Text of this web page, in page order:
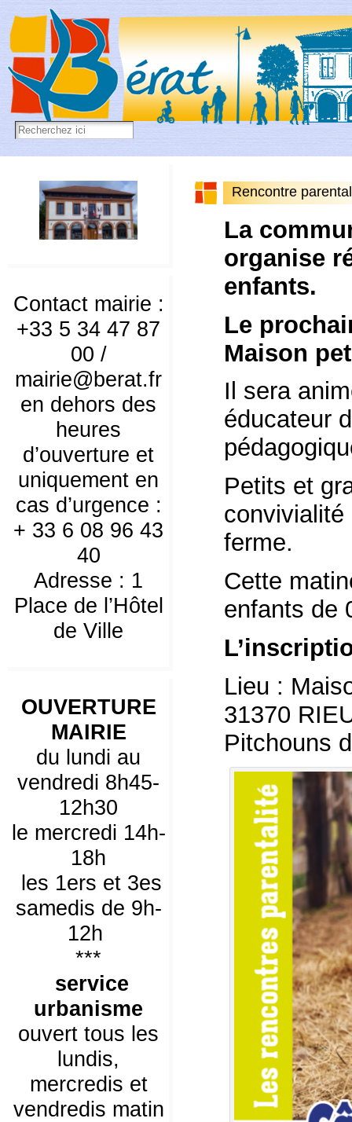
Contact mairie :
+33 5 34 47 87
00 /
mairie@berat.fr
en dehors des
heures
d’ouverture et
uniquement en
cas d’urgence :
+ 33 6 08 96 43
40
Adresse : 1
Place de l’Hôtel
de Ville
OUVERTURE
MAIRIE
du lundi au
vendredi 8h45-
12h30
le mercredi 14h-
18h
les 1ers et 3es
samedis de 9h-
12h
***
service
urbanisme
ouvert tous les
lundis,
mercredis et
vendredis matin
Rencontre
La
organise
enfants.
Le
Maison
Il sera
éducateur
Petits et
convivialité
ferme.
Cette
enfants de
Lieu :
31370
Pitchouns